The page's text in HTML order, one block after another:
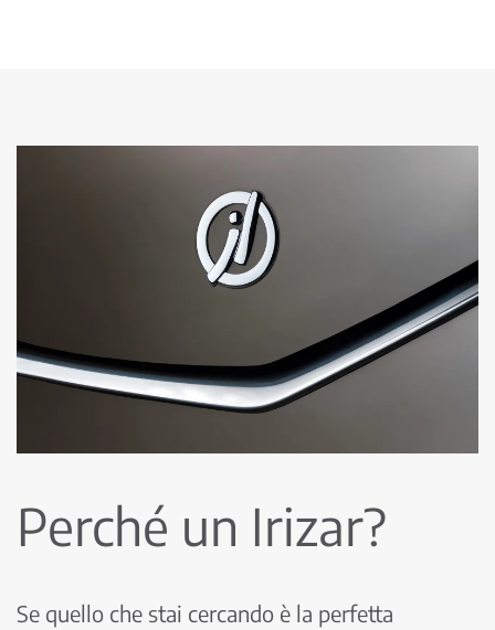
Perché un Irizar?
Se quello che stai cercando è la perfetta